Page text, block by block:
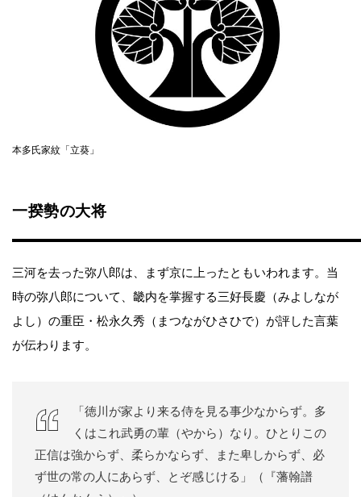
本多氏家紋「立葵」
一揆勢の大将
三河を去った弥八郎は、まず京に上ったともいわれます。当
時の弥八郎について、畿内を掌握する三好長慶（みよしなが
よし）の重臣・松永久秀（まつながひさひで）が評した言葉
が伝わります。
「徳川が家より来る侍を見る事少なからず。多
くはこれ武勇の輩（やから）なり。ひとりこの
正信は強からず、柔らかならず、また卑しからず、必
ず世の常の人にあらず、とぞ感じける」（『藩翰譜